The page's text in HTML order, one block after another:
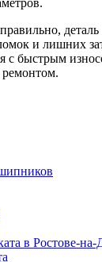
и лишних
с быстрым